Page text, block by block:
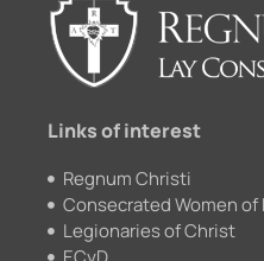
o
k
Links of interest
Regnum Christi
Consecrated Women of
Legionaries of Christ